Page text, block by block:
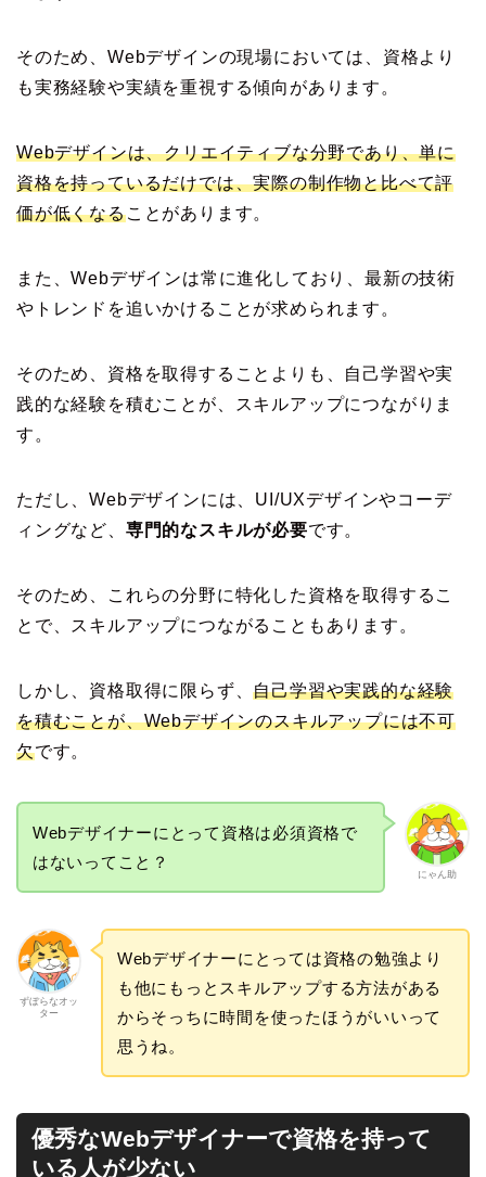
そのため、Webデザインの現場においては、資格より
も実務経験や実績を重視する傾向があります。
Webデザインは、クリエイティブな分野であり、単に
資格を持っているだけでは、実際の制作物と比べて評
価が低くなることがあります。
また、Webデザインは常に進化しており、最新の技術
やトレンドを追いかけることが求められます。
そのため、資格を取得することよりも、自己学習や実
践的な経験を積むことが、スキルアップにつながりま
す。
ただし、Webデザインには、UI/UXデザインやコーデ
ィングなど、 専門的なスキルが必要です。
そのため、これらの分野に特化した資格を取得するこ
とで、スキルアップにつながることもあります。
しかし、資格取得に限らず、自己学習や実践的な経験
を積むことが、Webデザインのスキルアップには不可
欠です。
にゃん助
Webデザイナーにとって資格は必須資格で
はないってこと？
ずぼらなオッ
ター
Webデザイナーにとっては資格の勉強より
も他にもっとスキルアップする方法がある
からそっちに時間を使ったほうがいいって
思うね。
優秀なWebデザイナーで資格を持って
いる人が少ない